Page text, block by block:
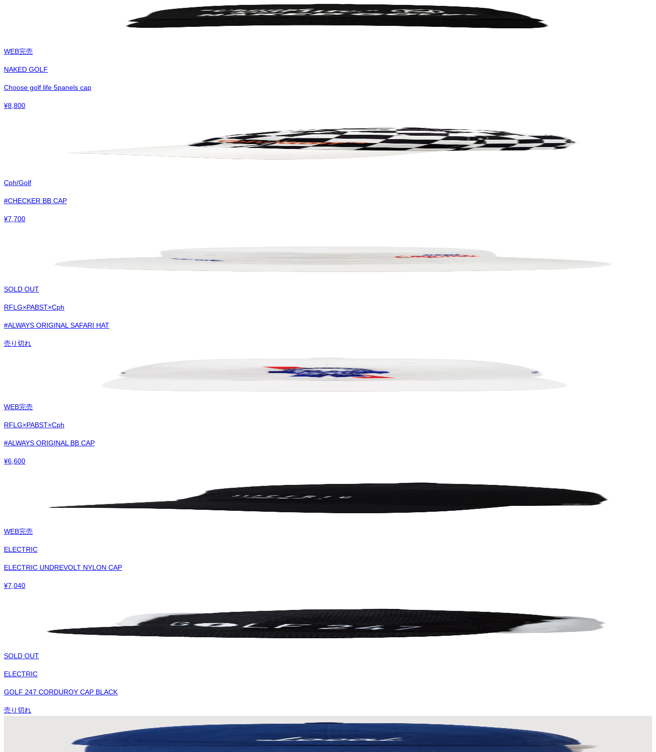
WEB完売
NAKED GOLF
Choose golf life 5panels cap
¥8,800
Cph/Golf
#CHECKER BB CAP
¥7,700
SOLD OUT
RFLG×PABST×Cph
#ALWAYS ORIGINAL SAFARI HAT
売り切れ
WEB完売
RFLG×PABST×Cph
#ALWAYS ORIGINAL BB CAP
¥6,600
WEB完売
ELECTRIC
ELECTRIC UNDREVOLT NYLON CAP
¥7,040
SOLD OUT
ELECTRIC
GOLF 247 CORDUROY CAP BLACK
売り切れ